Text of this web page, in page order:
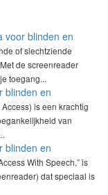
voor blinden en
of slechtziende
de screenreader
toegang...
blinden en
is een krachtig
van
blinden en
With Speech,” is
dat speciaal is